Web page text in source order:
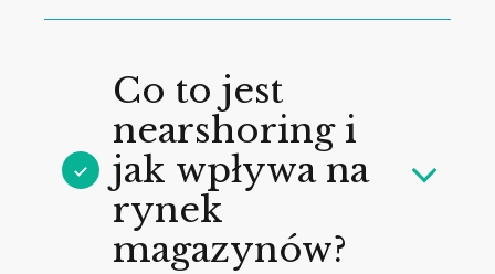
Co to jest
nearshoring i
jak wpływa na
rynek
magazynów?